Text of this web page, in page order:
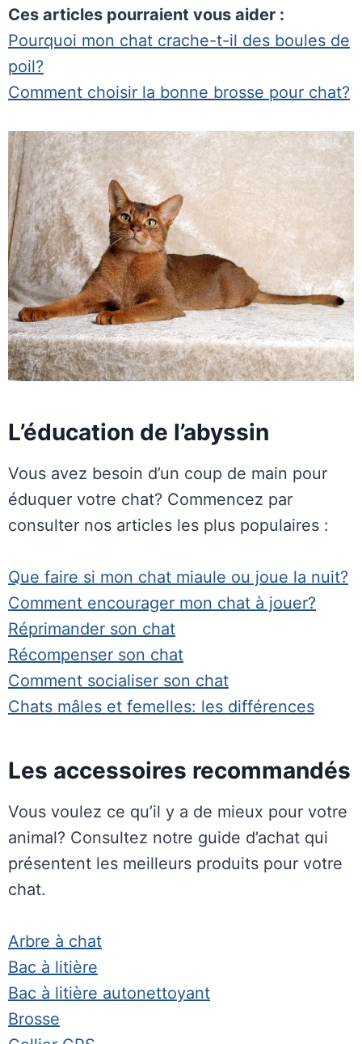
Ces articles pourraient vous aider :
Pourquoi mon chat crache-t-il des boules de
poil?
Comment choisir la bonne brosse pour chat?
L’éducation de l’abyssin
Vous avez besoin d’un coup de main pour
éduquer votre chat? Commencez par
consulter nos articles les plus populaires :
Que faire si mon chat miaule ou joue la nuit?
Comment encourager mon chat à jouer?
Réprimander son chat
Récompenser son chat
Comment socialiser son chat
Chats mâles et femelles: les différences
Les accessoires recommandés
Vous voulez ce qu’il y a de mieux pour votre
animal? Consultez notre guide d’achat qui
présentent les meilleurs produits pour votre
chat.
Arbre à chat
Bac à litière
Bac à litière autonettoyant
Brosse